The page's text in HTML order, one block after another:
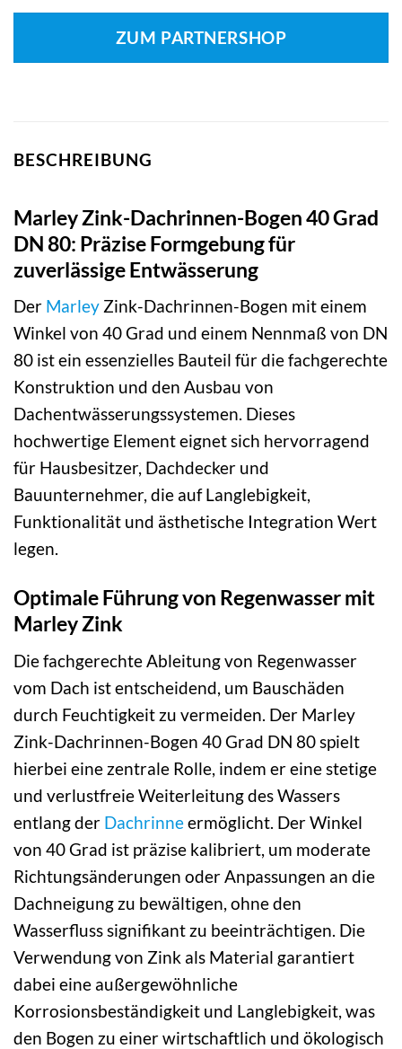
ZUM PARTNERSHOP
BESCHREIBUNG
Marley Zink-Dachrinnen-Bogen 40 Grad
DN 80: Präzise Formgebung für
zuverlässige Entwässerung
Der Marley Zink-Dachrinnen-Bogen mit einem
Winkel von 40 Grad und einem Nennmaß von DN
80 ist ein essenzielles Bauteil für die fachgerechte
Konstruktion und den Ausbau von
Dachentwässerungssystemen. Dieses
hochwertige Element eignet sich hervorragend
für Hausbesitzer, Dachdecker und
Bauunternehmer, die auf Langlebigkeit,
Funktionalität und ästhetische Integration Wert
legen.
Optimale Führung von Regenwasser mit
Marley Zink
Die fachgerechte Ableitung von Regenwasser
vom Dach ist entscheidend, um Bauschäden
durch Feuchtigkeit zu vermeiden. Der Marley
Zink-Dachrinnen-Bogen 40 Grad DN 80 spielt
hierbei eine zentrale Rolle, indem er eine stetige
und verlustfreie Weiterleitung des Wassers
entlang der Dachrinneermöglicht. Der Winkel
von 40 Grad ist präzise kalibriert, um moderate
Richtungsänderungen oder Anpassungen an die
Dachneigung zu bewältigen, ohne den
Wasserfluss signifikant zu beeinträchtigen. Die
Verwendung von Zink als Material garantiert
dabei eine außergewöhnliche
Korrosionsbeständigkeit und Langlebigkeit, was
den Bogen zu einer wirtschaftlich und ökologisch